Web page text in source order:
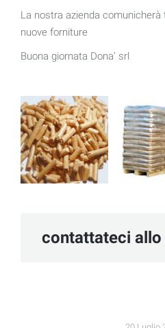
La nostra azienda comunicherà
nuove forniture
Buona giornata Dona’ srl
contattateci